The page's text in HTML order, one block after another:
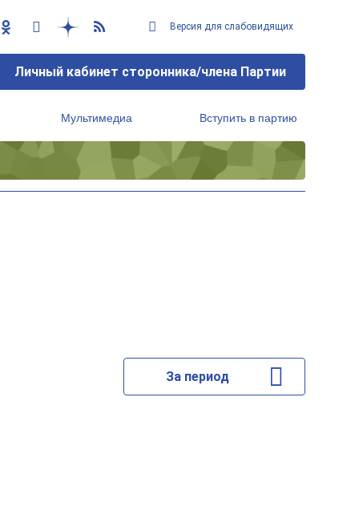
Версия для слабовидящих
Личный кабинет сторонника/члена Партии
Мультимедиа Вступить в партию
За период